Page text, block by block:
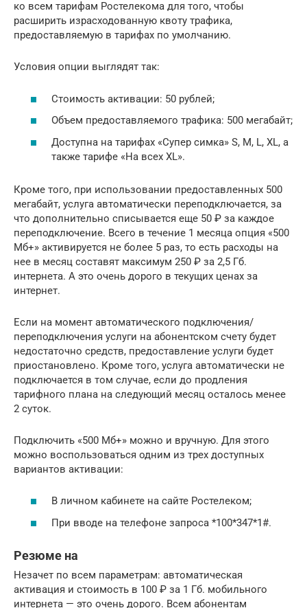
ко всем тарифам Ростелекома для того, чтобы
расширить израсходованную квоту трафика,
предоставляемую в тарифах по умолчанию.
Условия опции выглядят так:
Стоимость активации: 50 рублей;
Объем предоставляемого трафика: 500 мегабайт;
Доступна на тарифах «Супер симка» S, M, L, XL, а
также тарифе «На всех XL».
Кроме того, при использовании предоставленных 500
мегабайт, услуга автоматически переподключается, за
что дополнительно списывается еще 50 ₽ за каждое
переподключение. Всего в течение 1 месяца опция «500
Мб+» активируется не более 5 раз, то есть расходы на
нее в месяц составят максимум 250 ₽ за 2,5 Гб.
интернета. А это очень дорого в текущих ценах за
интернет.
Если на момент автоматического подключения/
переподключения услуги на абонентском счету будет
недостаточно средств, предоставление услуги будет
приостановлено. Кроме того, услуга автоматически не
подключается в том случае, если до продления
тарифного плана на следующий месяц осталось менее
2 суток.
Подключить «500 Мб+» можно и вручную. Для этого
можно воспользоваться одним из трех доступных
вариантов активации:
В личном кабинете на сайте Ростелеком;
При вводе на телефоне запроса *100*347*1#.
Резюме на
Незачет по всем параметрам: автоматическая
активация и стоимость в 100 ₽ за 1 Гб. мобильного
интернета — это очень дорого. Всем абонентам